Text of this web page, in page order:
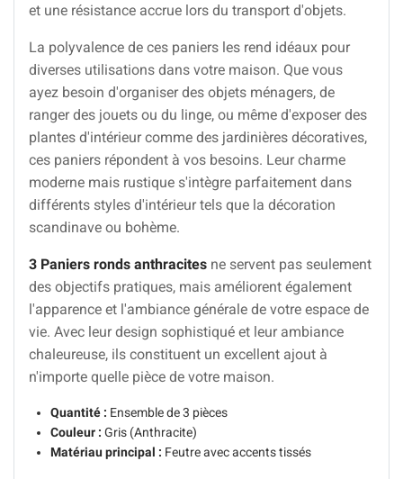
et une résistance accrue lors du transport d'objets.
La polyvalence de ces paniers les rend idéaux pour
diverses utilisations dans votre maison. Que vous
ayez besoin d'organiser des objets ménagers, de
ranger des jouets ou du linge, ou même d'exposer des
plantes d'intérieur comme des jardinières décoratives,
ces paniers répondent à vos besoins. Leur charme
moderne mais rustique s'intègre parfaitement dans
différents styles d'intérieur tels que la décoration
scandinave ou bohème.
3 Paniers ronds anthracites ne servent pas seulement
des objectifs pratiques, mais améliorent également
l'apparence et l'ambiance générale de votre espace de
vie. Avec leur design sophistiqué et leur ambiance
chaleureuse, ils constituent un excellent ajout à
n'importe quelle pièce de votre maison.
Quantité : Ensemble de 3 pièces
Couleur : Gris (Anthracite)
Matériau principal : Feutre avec accents tissés